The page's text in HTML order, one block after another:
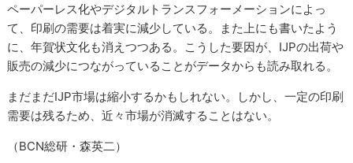
ペーパーレス化やデジタルトランスフォーメーションによっ
て、印刷の需要は着実に減少している。また上にも書いたよう
に、年賀状文化も消えつつある。こうした要因が、IJPの出荷や
販売の減少につながっていることがデータからも読み取れる。
まだまだIJP市場は縮小するかもしれない。しかし、一定の印刷
需要は残るため、近々市場が消滅することはない。
（BCN総研・森英二）